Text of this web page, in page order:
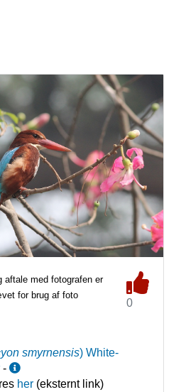
aftale med fotografen er
for brug af foto
0
smyrnensis) White-
-
her(eksternt link)